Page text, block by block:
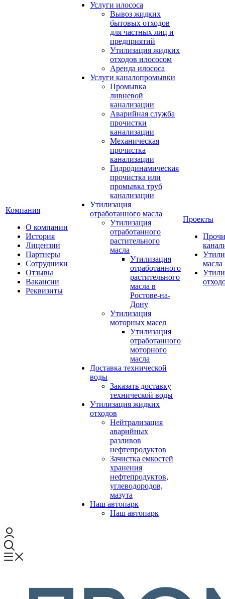
Компания
О компании
История
Лицензии
Партнеры
Сотрудники
Отзывы
Вакансии
Реквизиты
Услуги илососа
Вывоз жидких
бытовых отходов
для частных лиц и
предприятий
Утилизация жидких
отходов илососом
Аренда илососа
Услуги каналопромывки
Промывка
ливневой
канализации
Аварийная служба
прочистки
канализации
Механическая
прочистка
канализации
Гидродинамическая
прочистка или
промывка труб
канализации
Утилизация
отработанного масла
Утилизация
отработанного
растительного
масла
Утилизация
отработанного
растительного
масла в
Ростове-на-
Дону
Утилизация
моторных масел
Утилизация
отработанного
моторного
масла
Доставка технической
воды
Заказать доставку
технической воды
Утилизация жидких
отходов
Нейтрализация
аварийных
разливов
нефтепродуктов
Зачистка емкостей
хранения
нефтепродуктов,
углеводородов,
мазута
Наш автопарк
Наш автопарк
Проекты
масла